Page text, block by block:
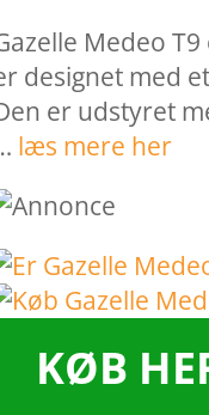
Medeo
designet med
er udstyret
læs mere her
KØB